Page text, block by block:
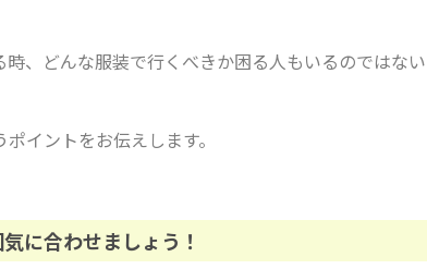
、どんな服装で行くべきか困る人もいるのではない
イントをお伝えします。
に合わせましょう！